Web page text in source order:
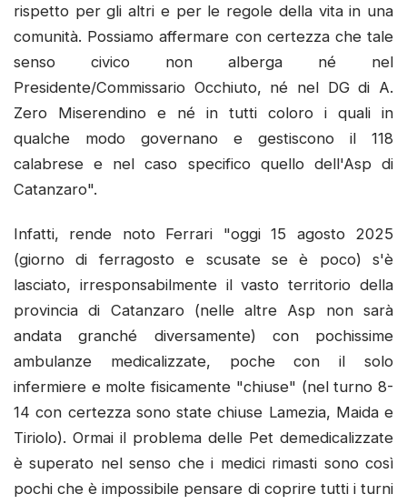
rispetto per gli altri e per le regole della vita in una
comunità. Possiamo affermare con certezza che tale
senso civico non alberga né nel
Presidente/Commissario Occhiuto, né nel DG di A.
Zero Miserendino e né in tutti coloro i quali in
qualche modo governano e gestiscono il 118
calabrese e nel caso specifico quello dell'Asp di
Catanzaro".
Infatti, rende noto Ferrari "oggi 15 agosto 2025
(giorno di ferragosto e scusate se è poco) s'è
lasciato, irresponsabilmente il vasto territorio della
provincia di Catanzaro (nelle altre Asp non sarà
andata granché diversamente) con pochissime
ambulanze medicalizzate, poche con il solo
infermiere e molte fisicamente "chiuse" (nel turno 8-
14 con certezza sono state chiuse Lamezia, Maida e
Tiriolo). Ormai il problema delle Pet demedicalizzate
è superato nel senso che i medici rimasti sono così
pochi che è impossibile pensare di coprire tutti i turni